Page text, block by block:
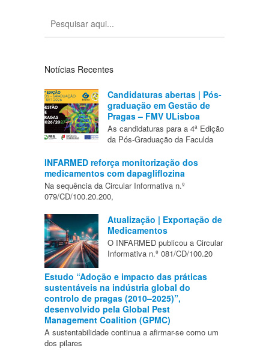
Notícias Recentes
Candidaturas abertas | Pós-
graduação em Gestão de
Pragas – FMV ULisboa
As candidaturas para a 4ª Edição
da Pós-Graduação da Faculda
INFARMED reforça monitorização dos
medicamentos com dapagliflozina
Na sequência da Circular Informativa n.º
079/CD/100.20.200,
Atualização | Exportação de
Medicamentos
O INFARMED publicou a Circular
Informativa n.º 081/CD/100.20
Estudo “Adoção e impacto das práticas
sustentáveis na indústria global do
controlo de pragas (2010–2025)”,
desenvolvido pela Global Pest
Management Coalition (GPMC)
A sustentabilidade continua a afirmar-se como um
dos pilares